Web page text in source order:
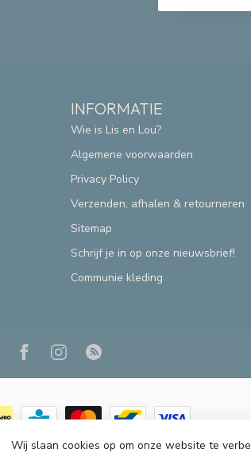
INFORMATIE
Wie is Lis en Lou?
Algemene voorwaarden
Privacy Policy
Verzenden, afhalen & retourneren
Sitemap
Schrijf je in op onze nieuwsbrief!
Communie kleding
© Copyright 2026 Lis & Lou
Wij slaan cookies op om onze website te